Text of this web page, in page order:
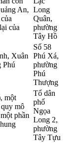
An,
của
Long
Quân,
phường
Tây Hồ
Xuân
Phú
Số 58
Phú Xá,
phường
Phú
Thượng
một
mô
phần
Tổ dân
phố
Ngọa
Long 2,
phường
Tây Tựu